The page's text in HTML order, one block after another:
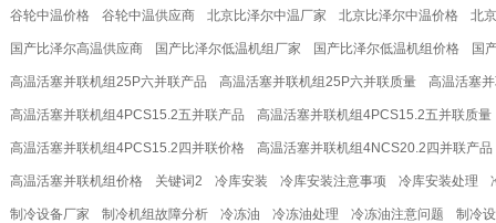
谷轮中温价格 谷轮中温供应商 北京比泽尔中温厂家 北京比泽尔中温价格 北
国产比泽尔高温供应商 国产比泽尔低温机组厂家 国产比泽尔低温机组价格 国
高温活塞并联机组25P六并联产品 高温活塞并联机组25P六并联质量 高温活塞
高温活塞并联机组4PCS15.2五并联产品 高温活塞并联机组4PCS15.2五并联质量
高温活塞并联机组4PCS15.2四并联价格 高温活塞并联机组4NCS20.2四并联产品
高温活塞并联机组价格 关键词2 冷库安装 冷库安装注意事项 冷库安装处理
制冷设备厂家 制冷机组故障分析 冷冻油 冷冻油处理 冷冻油注意问题 制冷